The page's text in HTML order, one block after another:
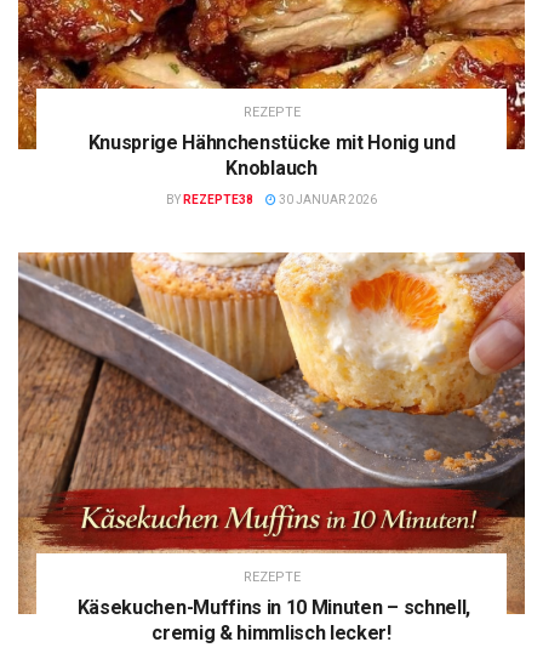
REZEPTE
Knusprige Hähnchenstücke mit Honig und
Knoblauch
BY REZEPTE38 30 JANUAR 2026
REZEPTE
Käsekuchen-Muffins in 10 Minuten – schnell,
cremig & himmlisch lecker!